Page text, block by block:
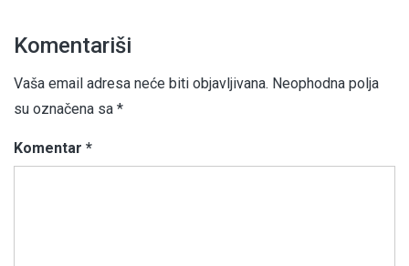
Komentariši
Vaša email adresa neće biti objavljivana. Neophodna polja
su označena sa *
Komentar *